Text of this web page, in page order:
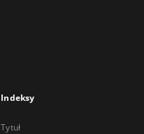
Indeksy
Tytuł